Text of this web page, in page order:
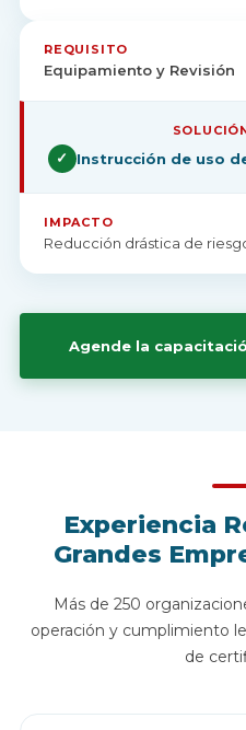
REQUISITO
Equipamiento y Revisión
✓ Instrucción de uso
IMPACTO
Reducción drástica de
Agende la
Experiencia
Grandes
Más de 250
operación y cumplimiento
de